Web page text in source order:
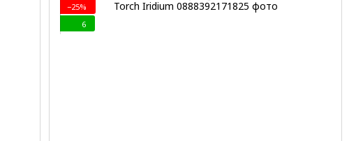
−25%
6